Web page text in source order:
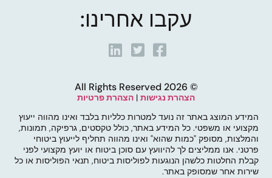
עקבו אחרינו:
© 2026 All Rights Reserved
הצהרת נגישות | הצהרת פרטיות
המידע המוצג באתר זה נועד למטרות כלליות בלבד ואינו מהווה ייעוץ
מקצועי או משפטי. כל המידע באתר, כולל טקסטים, גרפיקה, תמונות,
והמלצות, מסופק "כמות שהוא" ואינו מהווה תחליף לייעוץ ביטוחי
פרטני. אנו ממליצים לך להיוועץ עם סוכן ביטוח או יועץ מקצועי לפני
קבלת החלטות כלשהן הנוגעות לפוליסות ביטוח, תנאי הפוליסות או כל
שירות אחר שמסופק באתר.